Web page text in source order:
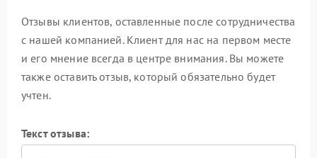
Отзывы клиентов, оставленные после сотрудничества
с нашей компанией. Клиент для нас на первом месте
и его мнение всегда в центре внимания. Вы можете
также оставить отзыв, который обязательно будет
учтен.
Текст отзыва: